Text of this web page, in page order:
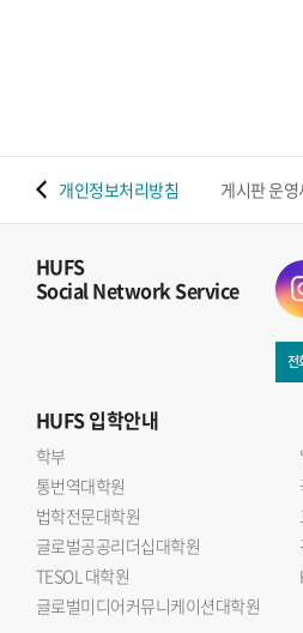
수분 이동 통로와 반응 면적이
연구진은 실리카 나노입자를
다공성 SNP@MXene 구조를 개발해 재적층을 억제하고 수분
이동성과 센서의 감도 안정성
의 상대습도 범위를 감지했으
이뤄졌다. 기존 MXene 센서보
25일간 안정적인 성능을 유지
이후에도 초기 성능의 약 95%
센서를 상용 기저귀와 Wi-Fi 통
반복적인 수분 유입을 실시간으
영유아와 노약자, 거동이 불편
모니터링할 가능성을 제시했다.조성운
MXene의 재적층 문제를 해결하
응답성을 동시에 구현했다는 데 의미
반도체전자공학부의 반도체 소
개인정보처리방침 게시판 운영
HUFS
Social Network Service
전
HUFS입학안내
학부
통번역대학원
법학전문대학원
글로벌공공리더십대학원
TESOL 대학원
글로벌미디어커뮤니케이션대학원